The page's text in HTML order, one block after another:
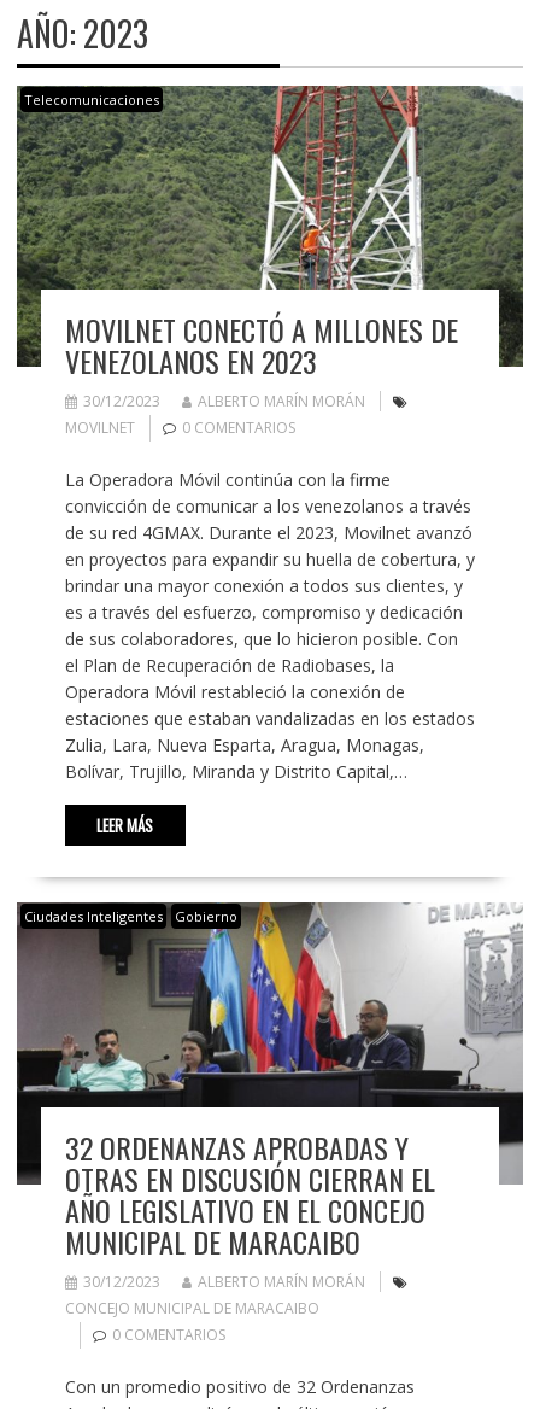
AÑO:2023
Telecomunicaciones
MOVILNET CONECTÓ A MILLONES DE
VENEZOLANOS EN 2023
30/12/2023
ALBERTO MARÍN MORÁN
MOVILNET
0 COMENTARIOS
La Operadora Móvil continúa con la firme
convicción de comunicar a los venezolanos a través
de su red 4GMAX. Durante el 2023, Movilnet avanzó
en proyectos para expandir su huella de cobertura, y
brindar una mayor conexión a todos sus clientes, y
es a través del esfuerzo, compromiso y dedicación
de sus colaboradores, que lo hicieron posible. Con
el Plan de Recuperación de Radiobases, la
Operadora Móvil restableció la conexión de
estaciones que estaban vandalizadas en los estados
Zulia, Lara, Nueva Esparta, Aragua, Monagas,
Bolívar, Trujillo, Miranda y Distrito Capital,…
LEER MÁS
Ciudades Inteligentes Gobierno
32 ORDENANZAS APROBADAS Y
OTRAS EN DISCUSIÓN CIERRAN EL
AÑO LEGISLATIVO EN EL CONCEJO
MUNICIPAL DE MARACAIBO
30/12/2023
ALBERTO MARÍN MORÁN
CONCEJO MUNICIPAL DE MARACAIBO
0 COMENTARIOS
Con un promedio positivo de 32 Ordenanzas